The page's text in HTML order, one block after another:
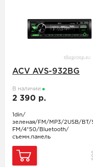
ACV AVS-932BG
В наличии
2 390 р.
1din/
зеленая/FM/MP3/2USB/BT/
FM/4*50/Bluetooth/
съемн.панель